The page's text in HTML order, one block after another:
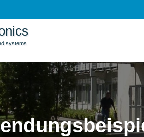
systems